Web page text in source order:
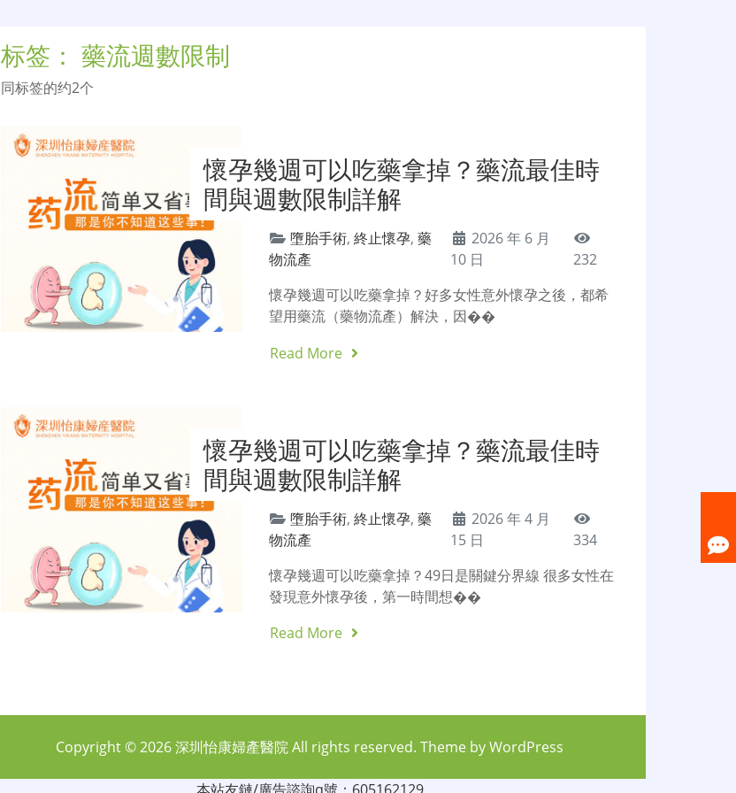
标签： 藥流週數限制
同标签的约2个
懷孕幾週可以吃藥拿掉？藥流最佳時
間與週數限制詳解
墮胎手術,終止懷孕,藥
物流產
2026 年 6 月
10 日
232
懷孕幾週可以吃藥拿掉？好多女性意外懷孕之後，都希
望用藥流（藥物流產）解決，因��
Read More
懷孕幾週可以吃藥拿掉？藥流最佳時
間與週數限制詳解
墮胎手術,終止懷孕,藥
物流產
2026 年 4 月
15 日
334
懷孕幾週可以吃藥拿掉？49日是關鍵分界線 很多女性在
發現意外懷孕後，第一時間想��
Read More
Copyright © 2026深圳怡康婦產醫院All rights reserved. Theme byWordPress